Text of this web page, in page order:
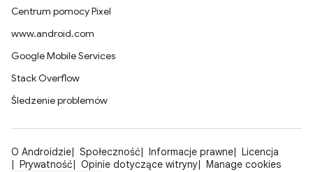
Centrum pomocy Pixel
www.android.com
Google Mobile Services
Stack Overflow
Śledzenie problemów
O Androidzie Społeczność Informacje prawne
Licencja
Prywatność
Opinie dotyczące witryny Manage cookies